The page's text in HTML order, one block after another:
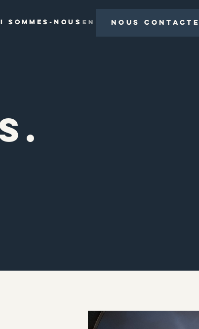
SOMMES-NOUS EN NOUS